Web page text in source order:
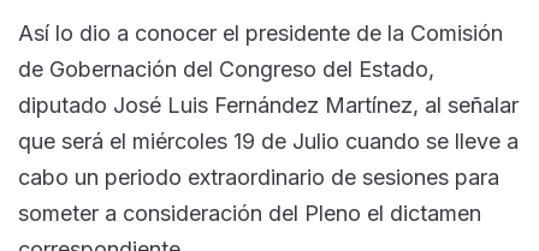
Así lo dio a conocer el presidente de la Comisión
de Gobernación del Congreso del Estado,
diputado José Luis Fernández Martínez, al señalar
que será el miércoles 19 de Julio cuando se lleve a
cabo un periodo extraordinario de sesiones para
someter a consideración del Pleno el dictamen